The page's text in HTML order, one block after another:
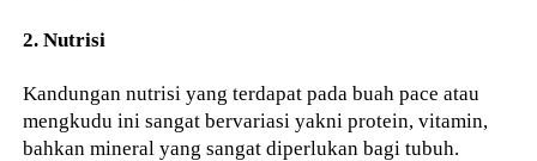
2. Nutrisi
Kandungan nutrisi yang terdapat pada buah pace atau
mengkudu ini sangat bervariasi yakni protein, vitamin,
bahkan mineral yang sangat diperlukan bagi tubuh.